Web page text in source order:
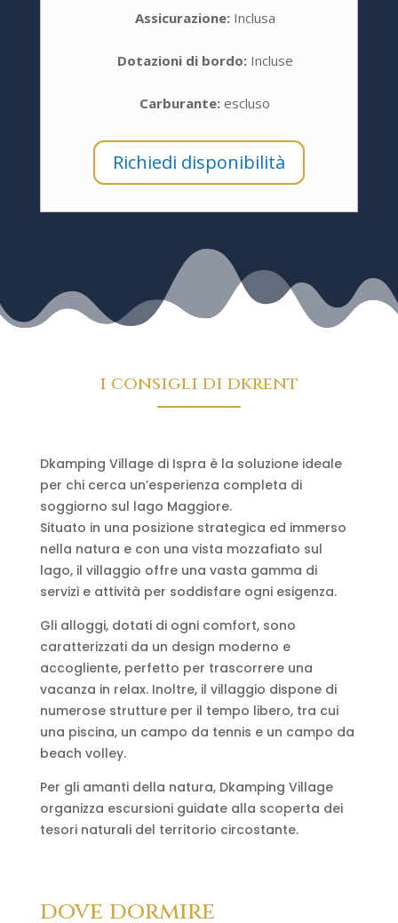
Assicurazione: Inclusa
Dotazioni di bordo: Incluse
Carburante: escluso
Richiedi disponibilità
i consigli di dkrent
Dkamping Village di Ispra è la soluzione ideale
per chi cerca un’esperienza completa di
soggiorno sul lago Maggiore.
Situato in una posizione strategica ed immerso
nella natura e con una vista mozzafiato sul
lago, il villaggio offre una vasta gamma di
servizi e attività per soddisfare ogni esigenza.
Gli alloggi, dotati di ogni comfort, sono
caratterizzati da un design moderno e
accogliente, perfetto per trascorrere una
vacanza in relax. Inoltre, il villaggio dispone di
numerose strutture per il tempo libero, tra cui
una piscina, un campo da tennis e un campo da
beach volley.
Per gli amanti della natura, Dkamping Village
organizza escursioni guidate alla scoperta dei
tesori naturali del territorio circostante.
dove dormire